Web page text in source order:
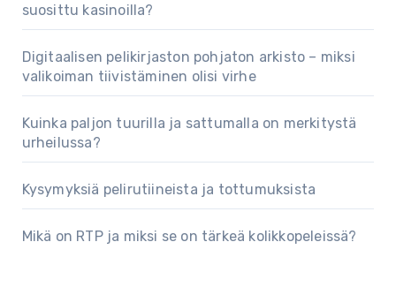
suosittu kasinoilla?
Digitaalisen pelikirjaston pohjaton arkisto – miksi
valikoiman tiivistäminen olisi virhe
Kuinka paljon tuurilla ja sattumalla on merkitystä
urheilussa?
Kysymyksiä pelirutiineista ja tottumuksista
Mikä on RTP ja miksi se on tärkeä kolikkopeleissä?